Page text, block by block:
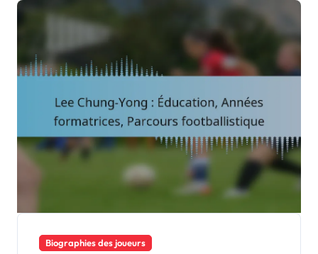
Biographies des joueurs